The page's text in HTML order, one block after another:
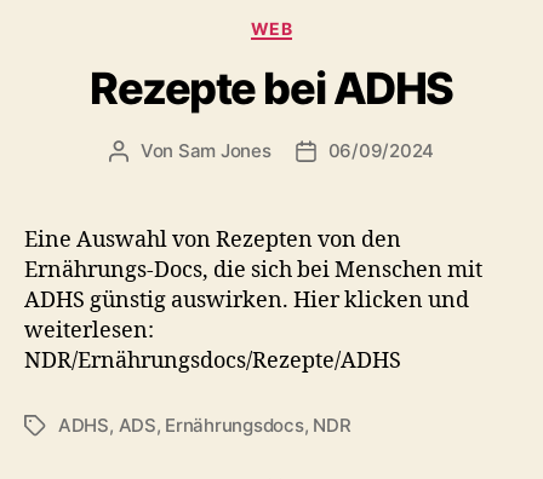
Kategorien
WEB
Rezepte bei ADHS
Beitragsautor
Von Sam Jones Veröffentlichungsdatum
06/09/2024
Eine Auswahl von Rezepten von den
Ernährungs-Docs, die sich bei Menschen mit
ADHS günstig auswirken. Hier klicken und
weiterlesen:
NDR/Ernährungsdocs/Rezepte/ADHS
Schlagwörter
ADHS, ADS, Ernährungsdocs, NDR